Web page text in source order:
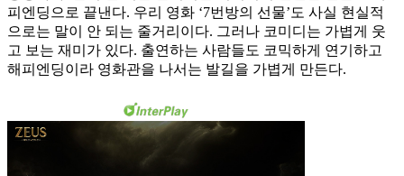
피엔딩으로 끝낸다. 우리 영화 ‘7번방의 선물’도 사실 현실적
으로는 말이 안 되는 줄거리이다. 그러나 코미디는 가볍게 웃
고 보는 재미가 있다. 출연하는 사람들도 코믹하게 연기하고
해피엔딩이라 영화관을 나서는 발길을 가볍게 만든다.